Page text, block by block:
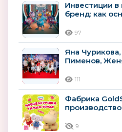
Инвестиции
бренд: как
российскую...
97
Яна
Пименов,
111
Фабрика
Тома»
9